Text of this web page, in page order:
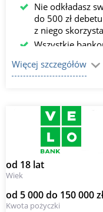
Nie odkładasz
do 500 zł
z niego
Wszystkie
granicą1.
Więcej szczegółów
od 18 lat
Wiek
od 5 000 do 150 000
Kwota pożyczki